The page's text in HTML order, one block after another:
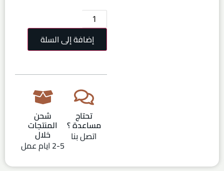
إضافة إلى السلة
تحتاج
مساعدة ؟
اتصل بنا
شحن
المنتجات
خلال
2-5 ايام عمل